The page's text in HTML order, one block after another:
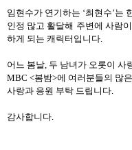
임현수가 연기하는 ‘최현수’는
인정 많고 활달해 주변에 사람
하게 되는 캐릭터입니다.
어느 봄날, 두 남녀가 오롯이 사
MBC <봄밤>에 여러분들의 많
사랑과 응원 부탁 드립니다.
감사합니다.